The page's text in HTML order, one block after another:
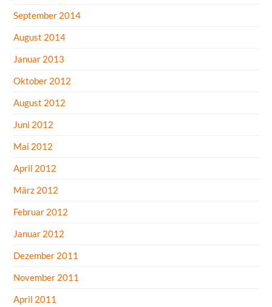
September 2014
August 2014
Januar 2013
Oktober 2012
August 2012
Juni 2012
Mai 2012
April 2012
März 2012
Februar 2012
Januar 2012
Dezember 2011
November 2011
April 2011